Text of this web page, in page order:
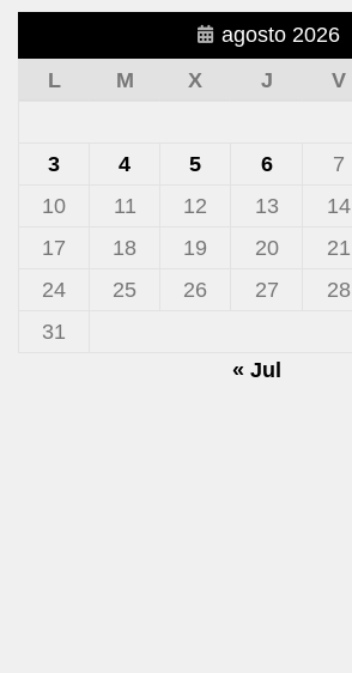
agosto 2026
L
M X J V
3
4 5 6 7
10
11 12 13 14
17
18 19 20 21
24
25 26 27 28
31
« Jul